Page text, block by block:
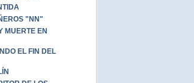
"NN"
MUERTE EN
EL FIN DEL